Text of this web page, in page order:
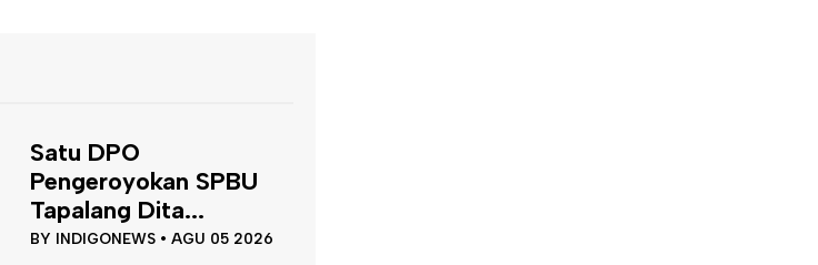
Satu DPO
Pengeroyokan SPBU
Tapalang Dita...
BY INDIGONEWS •AGU 05 2026